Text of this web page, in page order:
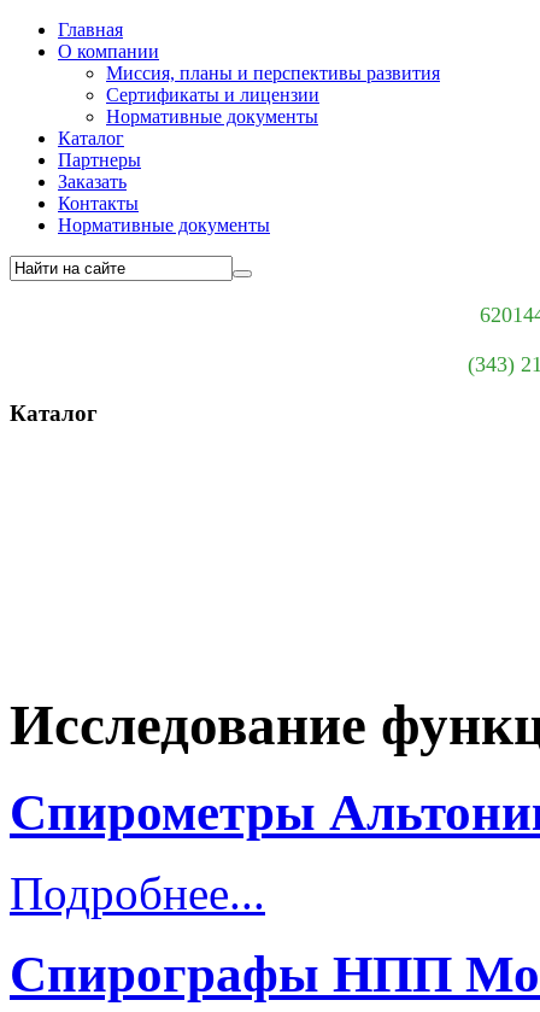
Главная
О компании
Миссия, планы и перспективы развития
Сертификаты и лицензии
Нормативные документы
Каталог
Партнеры
Заказать
Контакты
Нормативные документы
(343)
Каталог
Исследование
Спирометры
Подробнее...
Спирографы НПП